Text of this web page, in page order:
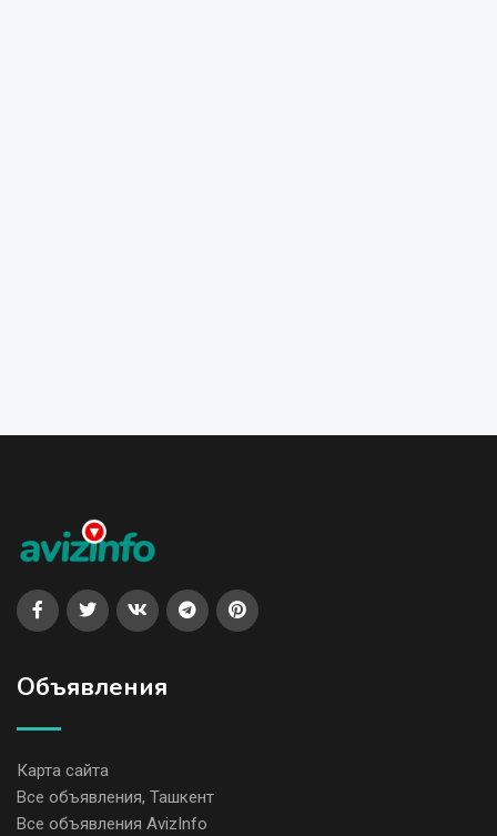
Объявления
Карта сайта
Все объявления, Ташкент
Все объявления AvizInfo